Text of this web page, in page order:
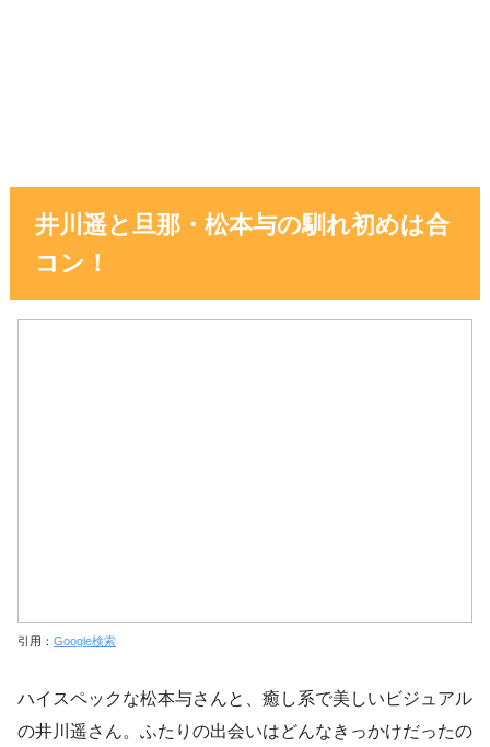
井川遥と旦那・松本与の馴れ初めは合
コン！
引用： Google検索
ハイスペックな松本与さんと、癒し系で美しいビジュアル
の井川遥さん。ふたりの出会いはどんなきっかけだったの